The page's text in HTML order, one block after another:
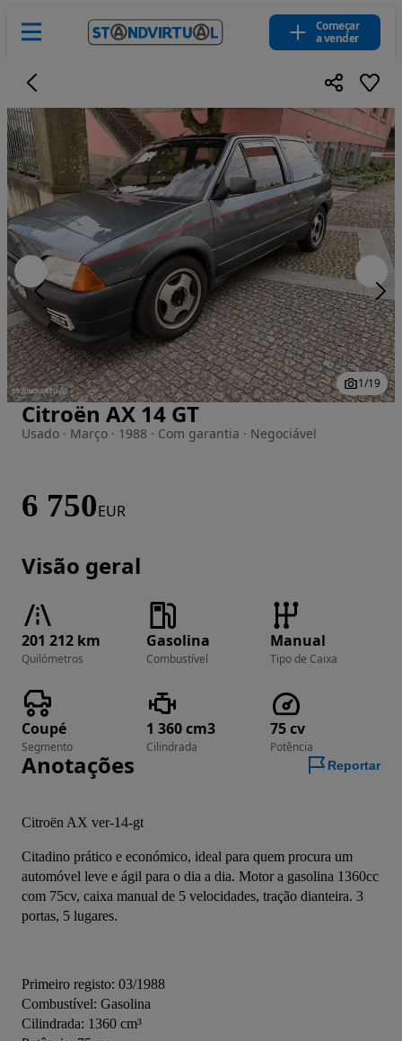
Começar
a vender
Imagem 1 de 19
1/19
Citroën AX 14 GT
Usado · Março · 1988 · Com garantia · Negociável
6 750EUR
Visão geral
201 212 km
Quilómetros
Gasolina
Combustível
Manual
Tipo de Caixa
Coupé
Segmento
1 360 cm3
Cilindrada
75 cv
Potência
Anotações Reportar
Citroën AX ver-14-gt
Citadino prático e económico, ideal para quem procura um
automóvel leve e ágil para o dia a dia. Motor a gasolina 1360cc
com 75cv, caixa manual de 5 velocidades, tração dianteira. 3
portas, 5 lugares.
Primeiro registo: 03/1988
Combustível: Gasolina
Cilindrada: 1360 cm³